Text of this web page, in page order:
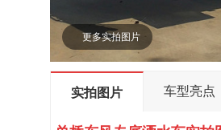
更多实拍图片
实拍图片 车型亮点